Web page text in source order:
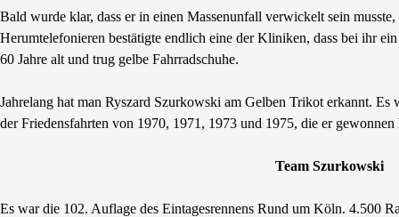
Bald wurde klar, dass er in einen Massenunfall verwickelt sein
Herumtelefonieren bestätigte endlich eine der Kliniken, dass bei ihr
60 Jahre alt und trug gelbe Fahrradschuhe.
Jahrelang hat man Ryszard Szurkowski am Gelben Trikot erkannt. Es
der Friedensfahrten von 1970, 1971, 1973 und 1975, die er
Team Szurkowski
Es war die 102. Auflage des Eintagesrennens Rund um Köln. 4.500